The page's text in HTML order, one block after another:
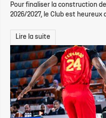
Pour finaliser la construction
2026/2027, le Club est heureux
Lire la suite